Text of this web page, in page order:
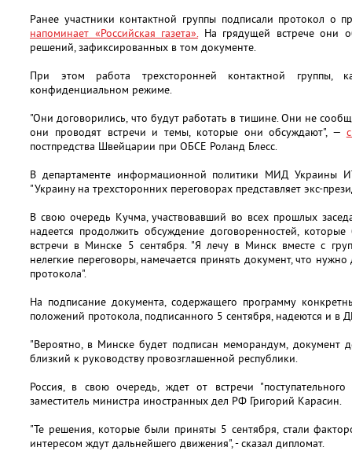
Ранее участники контактной группы подписали протокол о
напоминает «Российская газета».На грядущей встрече они
решений, зафиксированных в том документе.
При этом работа трехсторонней контактной
конфиденциальном режиме.
"Они договорились, что будут работать в тишине. Они не
они проводят встречи и темы, которые они обсуждают", —
постпредства Швейцарии при ОБСЕ Роланд Блесс.
В департаменте информационной политики МИД Украины
"Украину на трехсторонних переговорах представляет экс-
В свою очередь Кучма, участвовавший во всех прошлых
надеется продолжить обсуждение договоренностей,
встречи в Минске 5 сентября. "Я лечу в Минск вместе с
нелегкие переговоры, намечается принять документ, что
протокола".
На подписание документа, содержащего программу
положений протокола, подписанного 5 сентября, надеются и в
"Вероятно, в Минске будет подписан меморандум, документ
близкий к руководству провозглашенной республики.
Россия, в свою очередь, ждет от встречи
заместитель министра иностранных дел РФ Григорий Карасин.
"Те решения, которые были приняты 5 сентября, стали
интересом ждут дальнейшего движения", - сказал дипломат.